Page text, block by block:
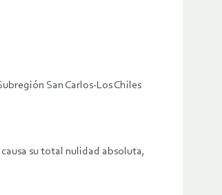
San Carlos-Los Chiles
su total nulidad absoluta,